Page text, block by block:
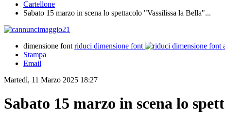
Cartellone
Sabato 15 marzo in scena lo spettacolo "Vassilissa la Bella"...
dimensione font riduci dimensione font
Stampa
Email
Martedì, 11 Marzo 2025 18:27
Sabato 15 marzo in scena lo